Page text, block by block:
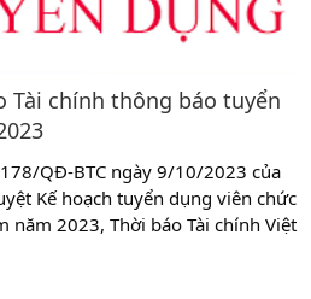
Tài chính thông báo tuyển
QĐ-BTC ngày 9/10/2023 của
Kế hoạch tuyển dụng viên chức
năm 2023, Thời báo Tài chính Việt
19 chỉ tiêu viên chức năm 2023
dụng viên chức năm 2023